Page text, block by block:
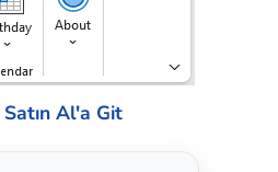
Satın Al'a Git